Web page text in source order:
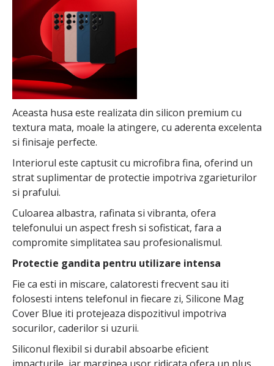
Aceasta husa este realizata din silicon premium cu
textura mata, moale la atingere, cu aderenta excelenta
si finisaje perfecte.
Interiorul este captusit cu microfibra fina, oferind un
strat suplimentar de protectie impotriva zgarieturilor
si prafului.
Culoarea albastra, rafinata si vibranta, ofera
telefonului un aspect fresh si sofisticat, fara a
compromite simplitatea sau profesionalismul.
Protectie gandita pentru utilizare intensa
Fie ca esti in miscare, calatoresti frecvent sau iti
folosesti intens telefonul in fiecare zi, Silicone Mag
Cover Blue iti protejeaza dispozitivul impotriva
socurilor, caderilor si uzurii.
Siliconul flexibil si durabil absoarbe eficient